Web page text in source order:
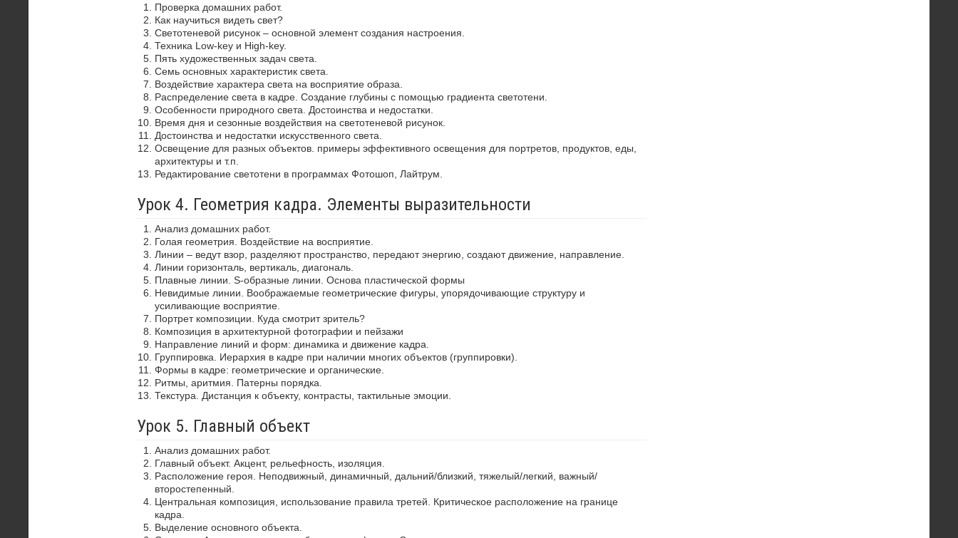
Проверка домашних работ.
Как научиться видеть свет?
Светотеневой рисунок – основной элемент создания настроения.
Техника Low-key и High-key.
Пять художественных задач света.
Семь основных характеристик света.
Воздействие характера света на восприятие образа.
Распределение света в кадре. Создание глубины с помощью градиента светотени.
Особенности природного света. Достоинства и недостатки.
Время дня и сезонные воздействия на светотеневой рисунок.
Достоинства и недостатки искусственного света.
Освещение для разных объектов. примеры эффективного освещения для портретов, продуктов, еды,
архитектуры и т.п.
Редактирование светотени в программах Фотошоп, Лайтрум.
Урок 4. Геометрия кадра. Элементы выразительности
Анализ домашних работ.
Голая геометрия. Воздействие на восприятие.
Линии – ведут взор, разделяют пространство, передают энергию, создают движение, направление.
Линии горизонталь, вертикаль, диагональ.
Плавные линии. S-образные линии. Основа пластической формы
Невидимые линии. Воображаемые геометрические фигуры, упорядочивающие структуру и
усиливающие восприятие.
Портрет композиции. Куда смотрит зритель?
Композиция в архитектурной фотографии и пейзажи
Направление линий и форм: динамика и движение кадра.
Группировка. Иерархия в кадре при наличии многих объектов (группировки).
Формы в кадре: геометрические и органические.
Ритмы, аритмия. Патерны порядка.
Текстура. Дистанция к объекту, контрасты, тактильные эмоции.
Урок 5. Главный объект
Анализ домашних работ.
Главный объект. Акцент, рельефность, изоляция.
Расположение героя. Неподвижный, динамичный, дальний/близкий, тяжелый/легкий, важный/
второстепенный.
Центральная композиция, использование правила третей. Критическое расположение на границе
кадра.
Выделение основного объекта.